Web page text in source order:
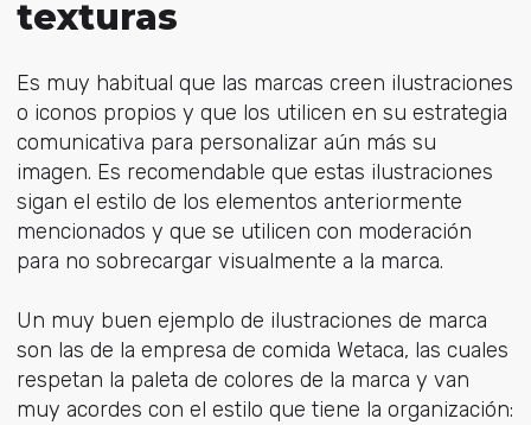
texturas
Es muy habitual que las marcas creen ilustraciones
o iconos propios y que los utilicen en su estrategia
comunicativa para personalizar aún más su
imagen. Es recomendable que estas ilustraciones
sigan el estilo de los elementos anteriormente
mencionados y que se utilicen con moderación
para no sobrecargar visualmente a la marca.
Un muy buen ejemplo de ilustraciones de marca
son las de la empresa de comida Wetaca, las cuales
respetan la paleta de colores de la marca y van
muy acordes con el estilo que tiene la organización: